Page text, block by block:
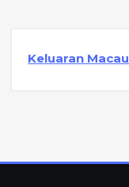
Keluaran Macau